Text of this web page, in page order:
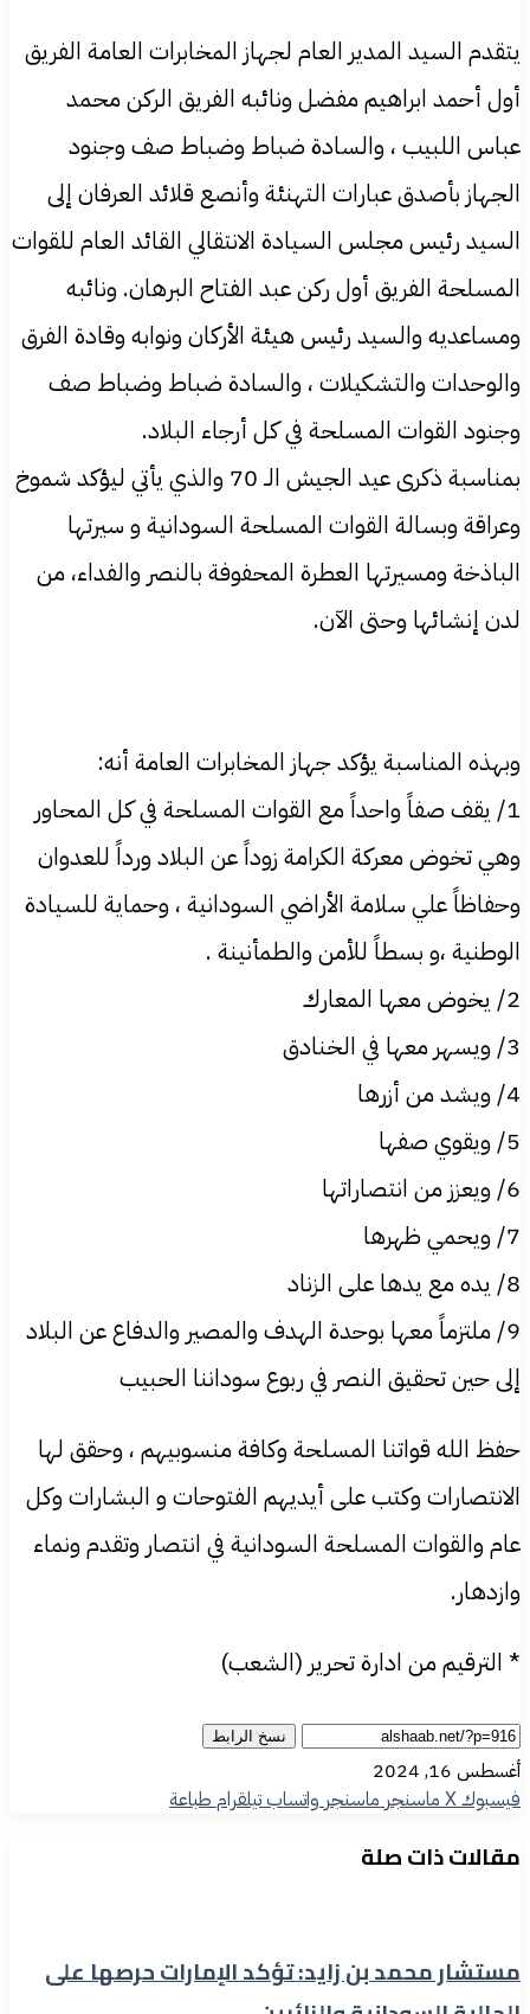
يتقدم السيد المدير العام لجهاز المخابرات العامة الفريق
أول أحمد ابراهيم مفضل ونائبه الفريق الركن محمد
عباس اللبيب ، والسادة ضباط وضباط صف وجنود
الجهاز بأصدق عبارات التهنئة وأنصع قلائد العرفان إلى
السيد رئيس مجلس السيادة الانتقالي القائد العام للقوات
المسلحة الفريق أول ركن عبد الفتاح البرهان. ونائبه
ومساعديه والسيد رئيس هيئة الأركان ونوابه وقادة الفرق
والوحدات والتشكيلات ، والسادة ضباط وضباط صف
وجنود القوات المسلحة في كل أرجاء البلاد.
بمناسبة ذكرى عيد الجيش الـ 70 والذي يأتي ليؤكد شموخ
وعراقة وبسالة القوات المسلحة السودانية و سيرتها
الباذخة ومسيرتها العطرة المحفوفة بالنصر والفداء، من
لدن إنشائها وحتى الآن.
وبهذه المناسبة يؤكد جهاز المخابرات العامة أنه:
1/ يقف صفاً واحداً مع القوات المسلحة في كل المحاور
وهي تخوض معركة الكرامة زوداً عن البلاد ورداً للعدوان
وحفاظاً علي سلامة الأراضي السودانية ، وحماية للسيادة
الوطنية ،و بسطاً للأمن والطمأنينة .
2/ يخوض معها المعارك
3/ ويسهر معها في الخنادق
4/ ويشد من أزرها
5/ ويقوي صفها
6/ ويعزز من انتصاراتها
7/ ويحمي ظهرها
8/ يده مع يدها على الزناد
9/ ملتزماً معها بوحدة الهدف والمصير والدفاع عن البلاد
إلى حين تحقيق النصر في ربوع سوداننا الحبيب
حفظ الله قواتنا المسلحة وكافة منسوبيهم ، وحقق لها
الانتصارات وكتب على أيديهم الفتوحات و البشارات وكل
عام والقوات المسلحة السودانية في انتصار وتقدم ونماء
وازدهار.
* الترقيم من ادارة تحرير (الشعب)
نسخ الرابط
أغسطس 16, 2024
فيسبوك‫Xماسنجر ماسنجر واتسابتيلقرامطباعة
مقالات ذات صلة
مستشار محمد بن زايد: تؤكد الإمارات حرصها على